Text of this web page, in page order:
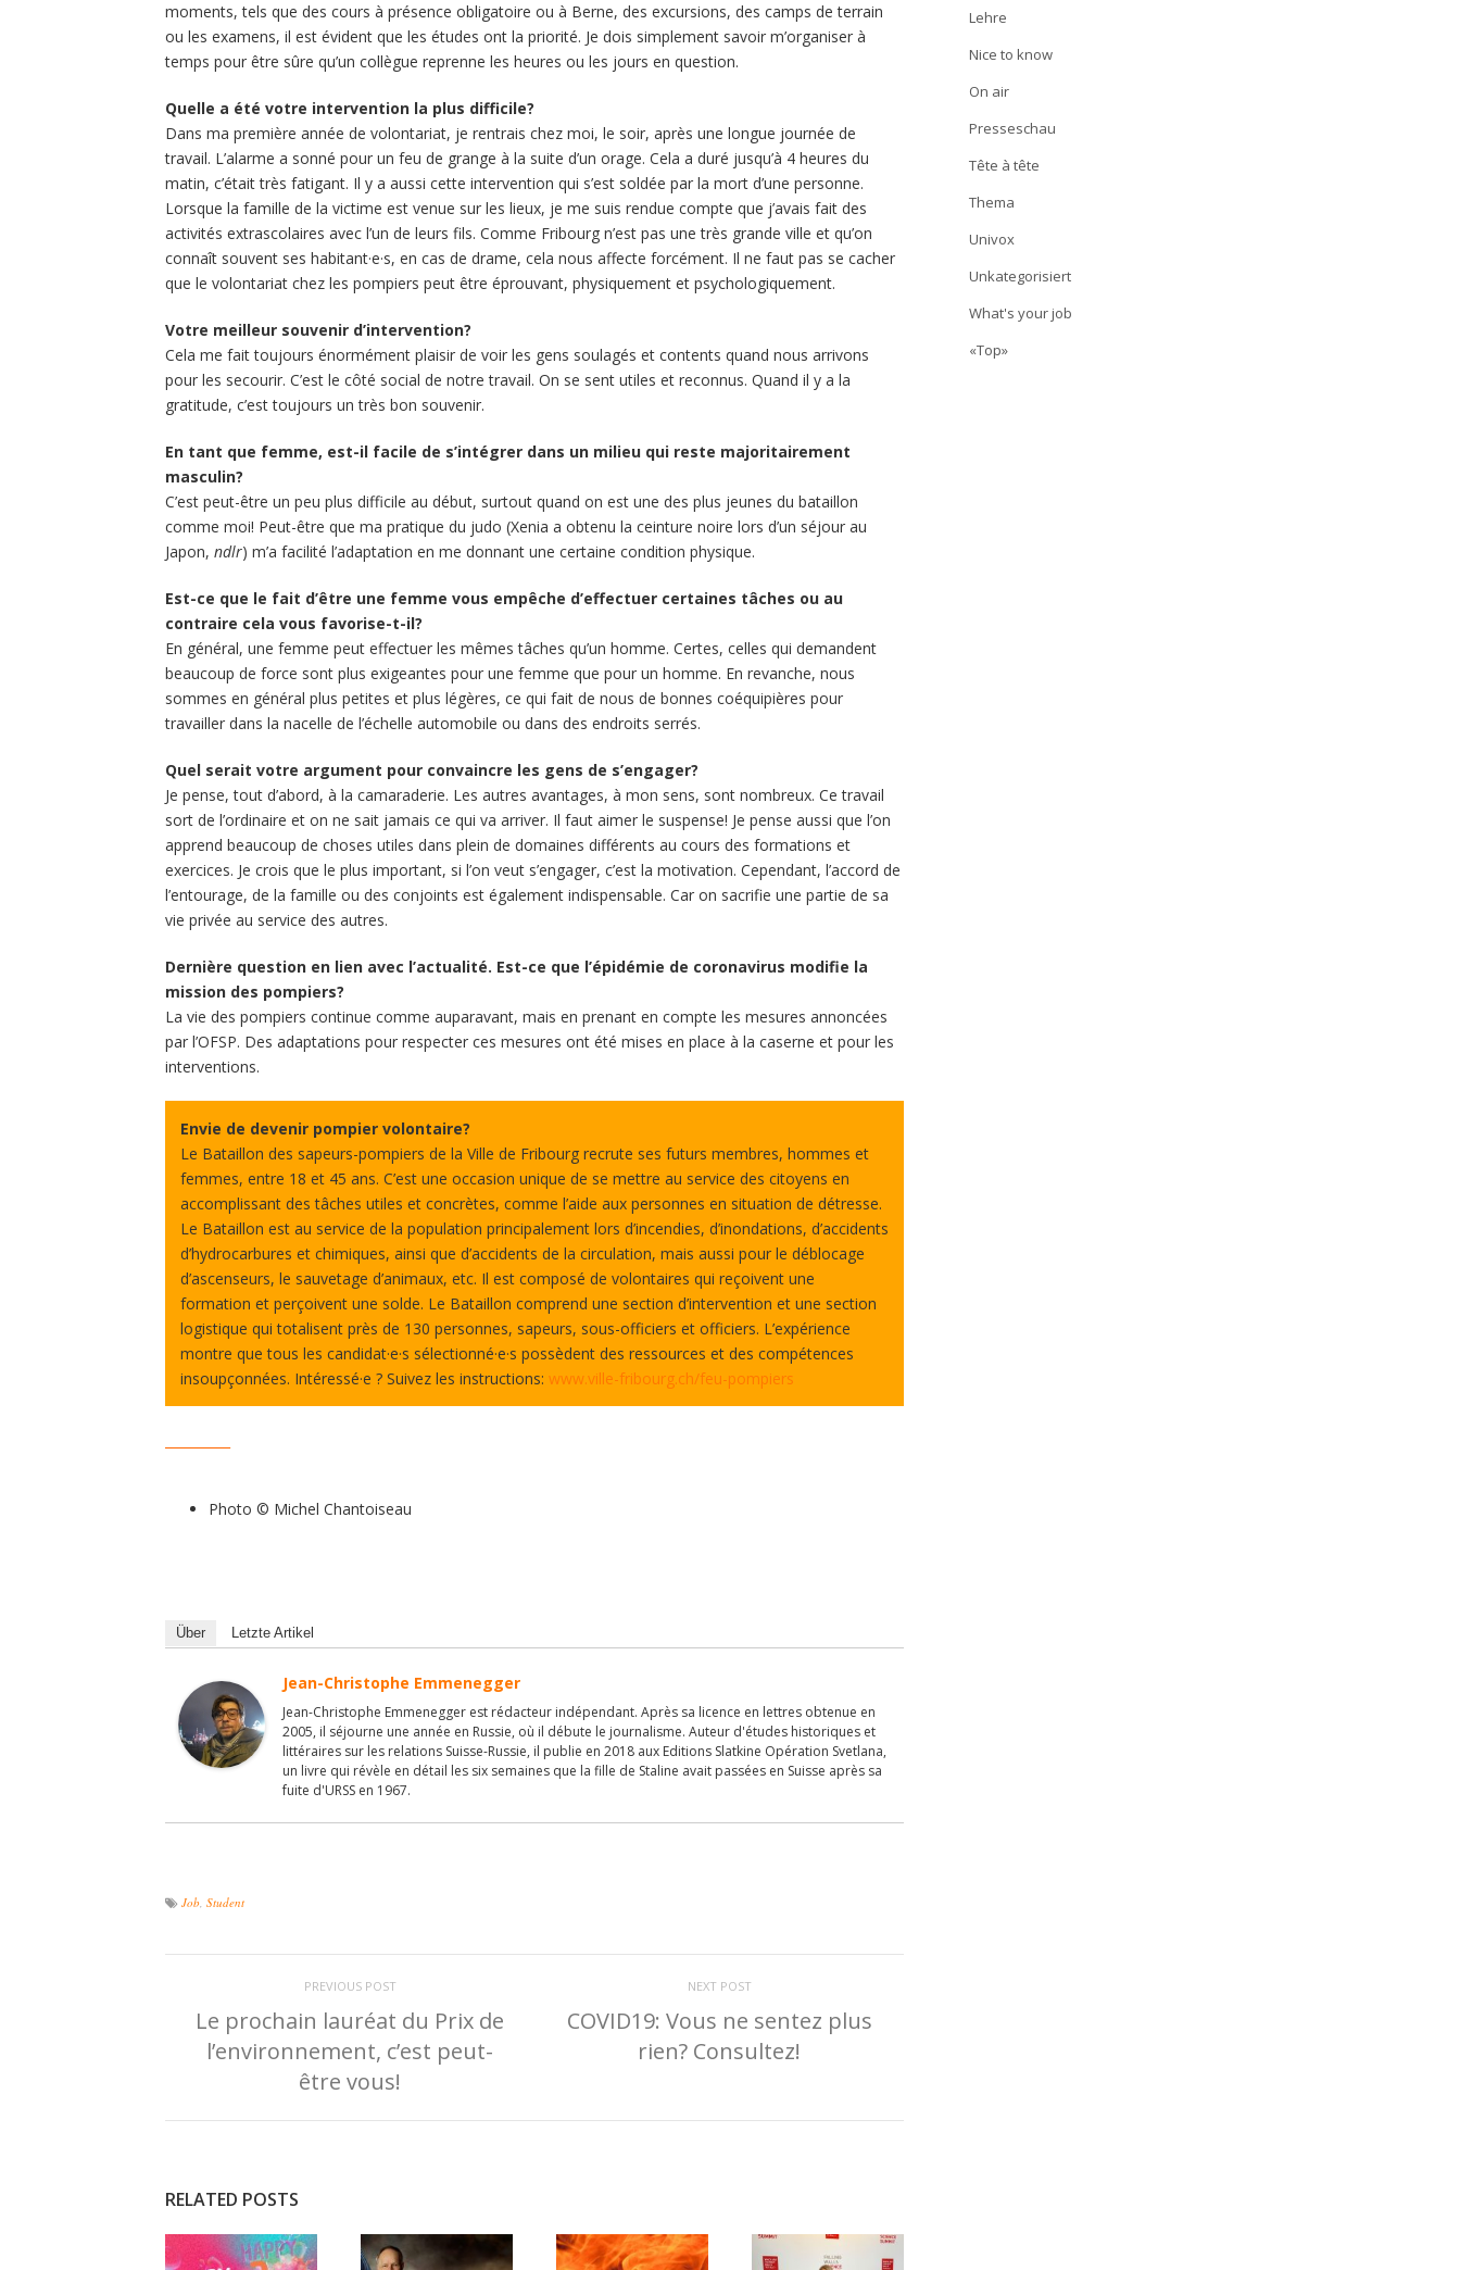
moments, tels que des cours à présence obligatoire ou à Berne, des excursions, des camps de terrain
ou les examens, il est évident que les études ont la priorité. Je dois simplement savoir m’organiser à
temps pour être sûre qu’un collègue reprenne les heures ou les jours en question.
Quelle a été votre intervention la plus difficile?
Dans ma première année de volontariat, je rentrais chez moi, le soir, après une longue journée de
travail. L’alarme a sonné pour un feu de grange à la suite d’un orage. Cela a duré jusqu’à 4 heures du
matin, c’était très fatigant. Il y a aussi cette intervention qui s’est soldée par la mort d’une personne.
Lorsque la famille de la victime est venue sur les lieux, je me suis rendue compte que j’avais fait des
activités extrascolaires avec l’un de leurs fils. Comme Fribourg n’est pas une très grande ville et qu’on
connaît souvent ses habitant·e·s, en cas de drame, cela nous affecte forcément. Il ne faut pas se cacher
que le volontariat chez les pompiers peut être éprouvant, physiquement et psychologiquement.
Votre meilleur souvenir d’intervention?
Cela me fait toujours énormément plaisir de voir les gens soulagés et contents quand nous arrivons
pour les secourir. C’est le côté social de notre travail. On se sent utiles et reconnus. Quand il y a la
gratitude, c’est toujours un très bon souvenir.
En tant que femme, est-il facile de s’intégrer dans un milieu qui reste majoritairement
masculin?
C’est peut-être un peu plus difficile au début, surtout quand on est une des plus jeunes du bataillon
comme moi! Peut-être que ma pratique du judo (Xenia a obtenu la ceinture noire lors d’un séjour au
Japon, ndlr) m’a facilité l’adaptation en me donnant une certaine condition physique.
Est-ce que le fait d’être une femme vous empêche d’effectuer certaines tâches ou au
contraire cela vous favorise-t-il?
En général, une femme peut effectuer les mêmes tâches qu’un homme. Certes, celles qui demandent
beaucoup de force sont plus exigeantes pour une femme que pour un homme. En revanche, nous
sommes en général plus petites et plus légères, ce qui fait de nous de bonnes coéquipières pour
travailler dans la nacelle de l’échelle automobile ou dans des endroits serrés.
Quel serait votre argument pour convaincre les gens de s’engager?
Je pense, tout d’abord, à la camaraderie. Les autres avantages, à mon sens, sont nombreux. Ce travail
sort de l’ordinaire et on ne sait jamais ce qui va arriver. Il faut aimer le suspense! Je pense aussi que l’on
apprend beaucoup de choses utiles dans plein de domaines différents au cours des formations et
exercices. Je crois que le plus important, si l’on veut s’engager, c’est la motivation. Cependant, l’accord de
l’entourage, de la famille ou des conjoints est également indispensable. Car on sacrifie une partie de sa
vie privée au service des autres.
Dernière question en lien avec l’actualité. Est-ce que l’épidémie de coronavirus modifie la
mission des pompiers?
La vie des pompiers continue comme auparavant, mais en prenant en compte les mesures annoncées
par l’OFSP. Des adaptations pour respecter ces mesures ont été mises en place à la caserne et pour les
interventions.
Envie de devenir pompier volontaire?
Le Bataillon des sapeurs-pompiers de la Ville de Fribourg recrute ses futurs membres, hommes et
femmes, entre 18 et 45 ans. C’est une occasion unique de se mettre au service des citoyens en
accomplissant des tâches utiles et concrètes, comme l’aide aux personnes en situation de détresse.
Le Bataillon est au service de la population principalement lors d’incendies, d’inondations, d’accidents
d’hydrocarbures et chimiques, ainsi que d’accidents de la circulation, mais aussi pour le déblocage
d’ascenseurs, le sauvetage d’animaux, etc. Il est composé de volontaires qui reçoivent une
formation et perçoivent une solde. Le Bataillon comprend une section d’intervention et une section
logistique qui totalisent près de 130 personnes, sapeurs, sous-officiers et officiers. L’expérience
montre que tous les candidat·e·s sélectionné·e·s possèdent des ressources et des compétences
insoupçonnées. Intéressé·e ? Suivez les instructions: www.ville-fribourg.ch/feu-pompiers
Photo © Michel Chantoiseau
Über Letzte Artikel
Jean-Christophe Emmenegger
Jean-Christophe Emmenegger est rédacteur indépendant. Après sa licence en lettres obtenue en
2005, il séjourne une année en Russie, où il débute le journalisme. Auteur d'études historiques et
littéraires sur les relations Suisse-Russie, il publie en 2018 aux Editions Slatkine Opération Svetlana,
un livre qui révèle en détail les six semaines que la fille de Staline avait passées en Suisse après sa
fuite d'URSS en 1967.
Job, Student
PREVIOUS POST
Le prochain lauréat du Prix de
l’environnement, c’est peut-
être vous!
NEXT POST
COVID19: Vous ne sentez plus
rien? Consultez!
RELATED POSTS
Lehre
Nice to know
On air
Presseschau
Tête à tête
Thema
Univox
Unkategorisiert
What's your job
«Top»